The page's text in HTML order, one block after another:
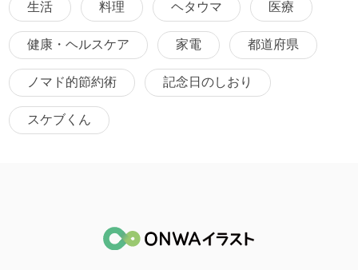
生活 料理 ヘタウマ 医療
健康・ヘルスケア 家電 都道府県
ノマド的節約術 記念日のしおり
スケブくん